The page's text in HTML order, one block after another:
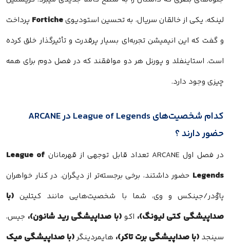
لینکه، یکی از خالقان سریال، به تحسین استودیویFortiche پرداخت
و گفت که این انیمیشن تجربه‌ای بسیار پرقدرت و تأثیرگذار خلق کرده
است. استاینفلد و پورنل هر دو موافقند که در فصل دوم برای همه
چیزی وجود دارد.
کدام شخصیت‌های League of Legends در ARCANE
حضور دارند ؟
در فصل اول ARCANE تعداد قابل توجهی از قهرمانان
League of
Legends حضور داشتند، برخی برجسته‌تر از دیگران. در کنار خواهران
پاوْدر/جینکس و وی، شما با شخصیت‌هایی مانند کیتلین (با
صداپیشگی کتی لیونگ)، اکو (با صداپیشگی رید شانون)، جیس،
سینجد (با صداپیشگی برت تاکر)، هایمردینگر(با صداپیشگی میک